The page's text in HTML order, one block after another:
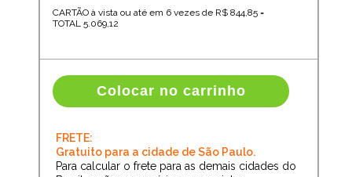
CARTÃO à vista ou até em 6 vezes de R$ 844,85=
TOTAL 5.069,12
Colocar no carrinho
FRETE:
Gratuito para a cidade de São Paulo.
Para calcular o frete para as demais cidades do